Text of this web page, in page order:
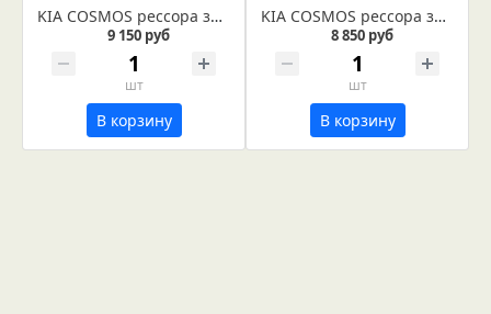
KIA COSMOS рессора задняя лист № 1 (Арт. IR 23-01-01)
9 150 руб
шт
В корзину
KIA COSMOS рессора задняя лист № 2 (Арт. IR 23-01-02)
8 850 руб
шт
В корзину